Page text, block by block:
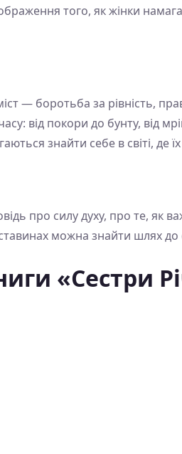
того, як жінки
— боротьба за рівність,
від покори до бунту, від
знайти себе в світі, де
про силу духу, про те, як
можна знайти шлях до
«Сестри